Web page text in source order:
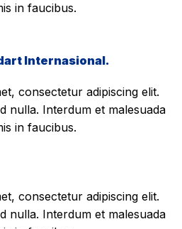
in faucibus.
Internasional.
consectetur adipiscing elit.
nulla. Interdum et malesuada
in faucibus.
consectetur adipiscing elit.
nulla. Interdum et malesuada